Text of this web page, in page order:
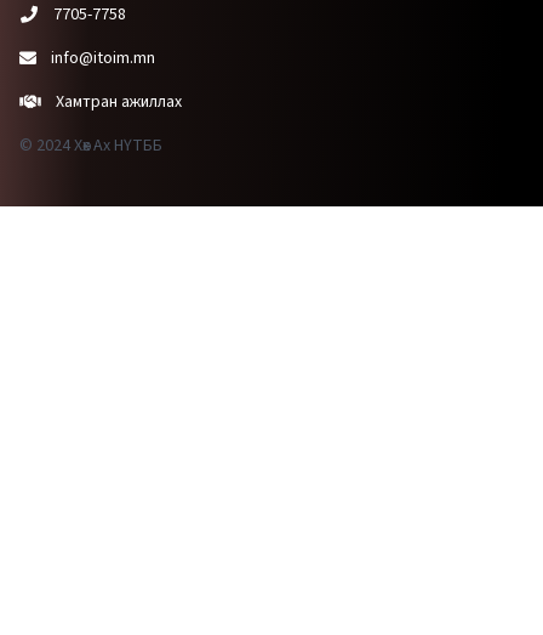
7705-7758
info@itoim.mn
Хамтран ажиллах
© 2024 Хөх Ах НҮТББ